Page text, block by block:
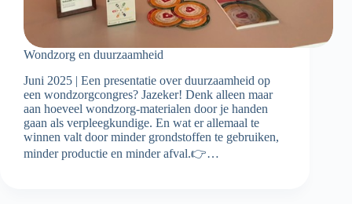
Wondzorg en duurzaamheid
Juni 2025 | Een presentatie over duurzaamheid op
een wondzorgcongres? Jazeker! Denk alleen maar
aan hoeveel wondzorg-materialen door je handen
gaan als verpleegkundige. En wat er allemaal te
winnen valt door minder grondstoffen te gebruiken,
minder productie en minder afval.👉…